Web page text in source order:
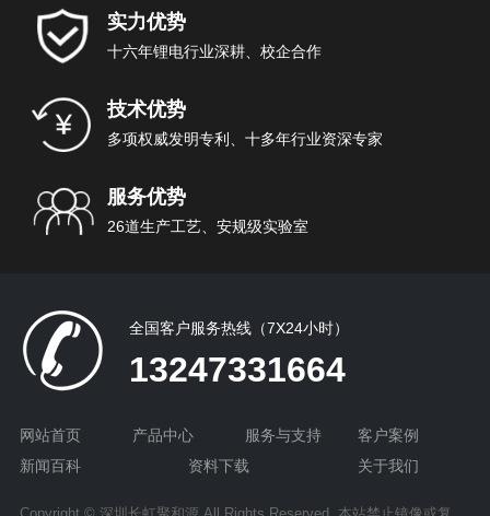
实力优势
十六年锂电行业深耕、校企合作
技术优势
多项权威发明专利、十多年行业资深专家
服务优势
26道生产工艺、安规级实验室
全国客户服务热线（7X24小时）
13247331664
网站首页 产品中心 服务与支持
客户案例
新闻百科
资料下载 关于我们